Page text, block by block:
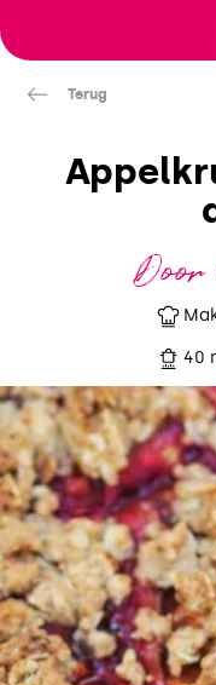
naar
inhoudTerug
40